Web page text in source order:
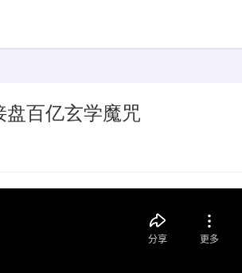
盘百亿玄学魔咒